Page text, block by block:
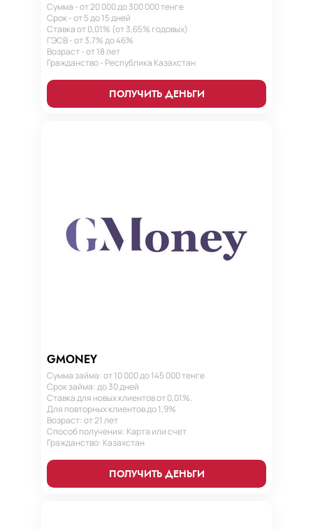
Сумма - от 20 000 до 300 000 тенге
Срок - от 5 до 15 дней
Ставка от 0,01% (от 3,65% годовых)
ГЭСВ - от 3,7% до 46%
Возраст - от 18 лет
Гражданство - Республика Казахстан
ПОЛУЧИТЬ ДЕНЬГИ
GMONEY
Сумма займа: от 10 000 до 145 000 тенге
Срок займа: до 30 дней
Ставка для новых клиентов от 0,01%.
Для повторных клиентов до 1,9%
Возраст: от 21 лет
Способ получения: Карта или счет
Гражданство: Казахстан
ПОЛУЧИТЬ ДЕНЬГИ